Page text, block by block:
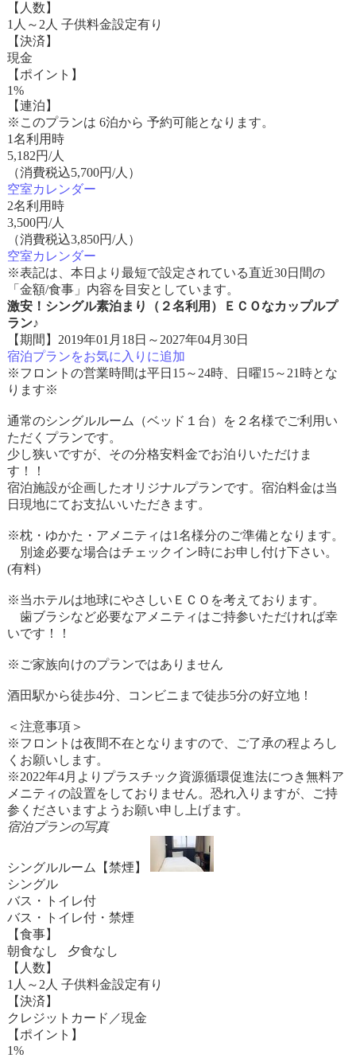
【人数】
1人～2人 子供料金設定有り
【決済】
現金
【ポイント】
1%
【連泊】
※このプランは 6泊から 予約可能となります。
1名利用時
5,182円/人
（消費税込5,700円/人）
空室カレンダー
2名利用時
3,500円/人
（消費税込3,850円/人）
空室カレンダー
※表記は、本日より最短で設定されている直近30日間の
「金額/食事」内容を目安としています。
激安！シングル素泊まり（２名利用）ＥＣＯなカップルプ
ラン♪
【期間】2019年01月18日～2027年04月30日
宿泊プランをお気に入りに追加
※フロントの営業時間は平日15～24時、日曜15～21時とな
ります※
通常のシングルルーム（ベッド１台）を２名様でご利用い
ただくプランです。
少し狭いですが、その分格安料金でお泊りいただけま
す！！
宿泊施設が企画したオリジナルプランです。宿泊料金は当
日現地にてお支払いいただきます。
※枕・ゆかた・アメニティは1名様分のご準備となります。
別途必要な場合はチェックイン時にお申し付け下さい。
(有料)
※当ホテルは地球にやさしいＥＣＯを考えております。
歯ブラシなど必要なアメニティはご持参いただければ幸
いです！！
※ご家族向けのプランではありません
酒田駅から徒歩4分、コンビニまで徒歩5分の好立地！
＜注意事項＞
※フロントは夜間不在となりますので、ご了承の程よろし
くお願いします。
※2022年4月よりプラスチック資源循環促進法につき無料ア
メニティの設置をしておりません。恐れ入りますが、ご持
参くださいますようお願い申し上げます。
宿泊プランの写真
シングルルーム【禁煙】
シングル
バス・トイレ付
バス・トイレ付・禁煙
【食事】
朝食なし 夕食なし
【人数】
1人～2人 子供料金設定有り
【決済】
クレジットカード／現金
【ポイント】
1%